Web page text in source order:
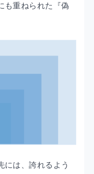
も重ねられた『偽
には、誇れるよう